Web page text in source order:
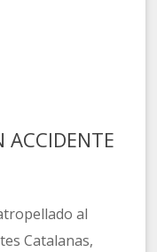
ACCIDENTE
al
Catalanas,